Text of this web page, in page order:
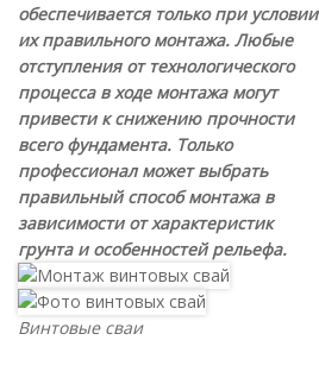
обеспечивается только при условии
их правильного монтажа. Любые
отступления от технологического
процесса в ходе монтажа могут
привести к снижению прочности
всего фундамента. Только
профессионал может выбрать
правильный способ монтажа в
зависимости от характеристик
грунта и особенностей рельефа.
Винтовые сваи